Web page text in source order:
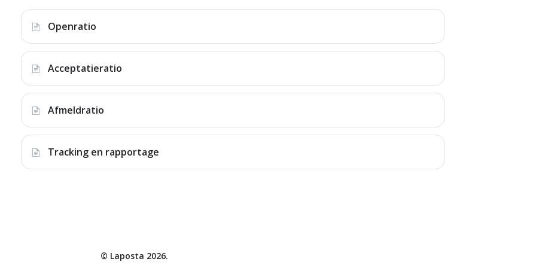
Openratio
Acceptatieratio
Afmeldratio
Tracking en rapportage
© Laposta 2026.